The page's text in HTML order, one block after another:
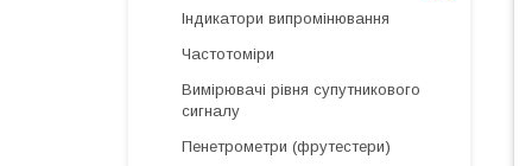
Індикатори випромінювання
Частотоміри
Вимірювачі рівня супутникового
сигналу
Пенетрометри (фрутестери)